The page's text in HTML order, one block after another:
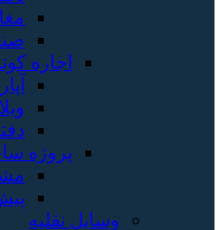
اجاره
پروژه
وسایل نقلیه